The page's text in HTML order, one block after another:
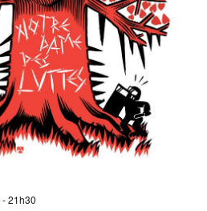
-21h30